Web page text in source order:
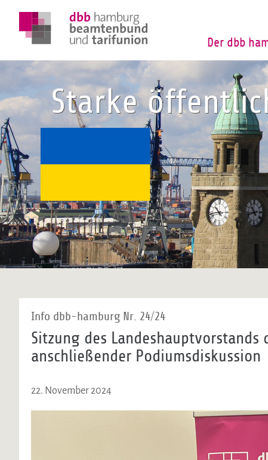
Der dbb
Starke
Info dbb-hamburg Nr. 24/24
Sitzung des
anschließender Podiumsdiskussion
22. November 2024